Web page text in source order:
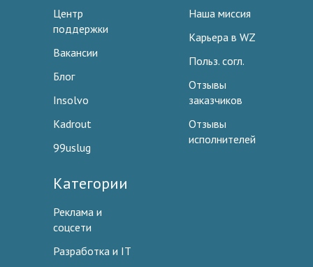
Центр
поддержки
Вакансии
Блог
Insolvo
Kadrout
99uslug
Наша миссия
Карьера в WZ
Польз. согл.
Отзывы
заказчиков
Отзывы
исполнителей
Категории
Реклама и
соцсети
Разработка и IT